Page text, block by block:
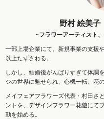
野村 絵美子
~フラワーアーティスト
一部上場企業にて、新規事業の支援
以上たずさわる。
しかし、結婚後がんばりすぎて体調
ジの世界に魅せられ、心機一転、花の
メイフェアフラワーズ代表・村田さ
ントを、デザインフラワー花遊にて
動を始める。